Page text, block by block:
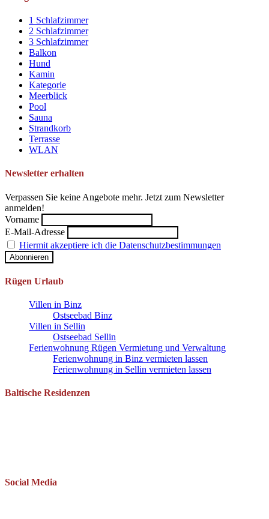
1 Schlafzimmer
2 Schlafzimmer
3 Schlafzimmer
Balkon
Hund
Kamin
Kategorie
Meerblick
Pool
Sauna
Strandkorb
Terrasse
WLAN
Newsletter erhalten
Verpassen Sie keine Angebote mehr. Jetzt zum Newsletter
anmelden!
Vorname
E-Mail-Adresse
Hiermit akzeptiere ich die Datenschutzbestimmungen
Rügen Urlaub
Villen in Binz
Ostseebad Binz
Villen in Sellin
Ostseebad Sellin
Ferienwohnung Rügen Vermietung und Verwaltung
Ferienwohnung in Binz vermieten lassen
Ferienwohnung in Sellin vermieten lassen
Baltische Residenzen
Social Media